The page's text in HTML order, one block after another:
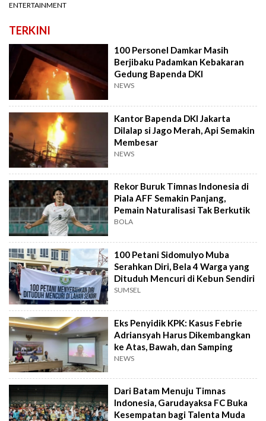
ENTERTAINMENT
TERKINI
100 Personel Damkar Masih
Berjibaku Padamkan Kebakaran
Gedung Bapenda DKI
NEWS
Kantor Bapenda DKI Jakarta
Dilalap si Jago Merah, Api Semakin
Membesar
NEWS
Rekor Buruk Timnas Indonesia di
Piala AFF Semakin Panjang,
Pemain Naturalisasi Tak Berkutik
BOLA
100 Petani Sidomulyo Muba
Serahkan Diri, Bela 4 Warga yang
Dituduh Mencuri di Kebun Sendiri
SUMSEL
Eks Penyidik KPK: Kasus Febrie
Adriansyah Harus Dikembangkan
ke Atas, Bawah, dan Samping
NEWS
Dari Batam Menuju Timnas
Indonesia, Garudayaksa FC Buka
Kesempatan bagi Talenta Muda